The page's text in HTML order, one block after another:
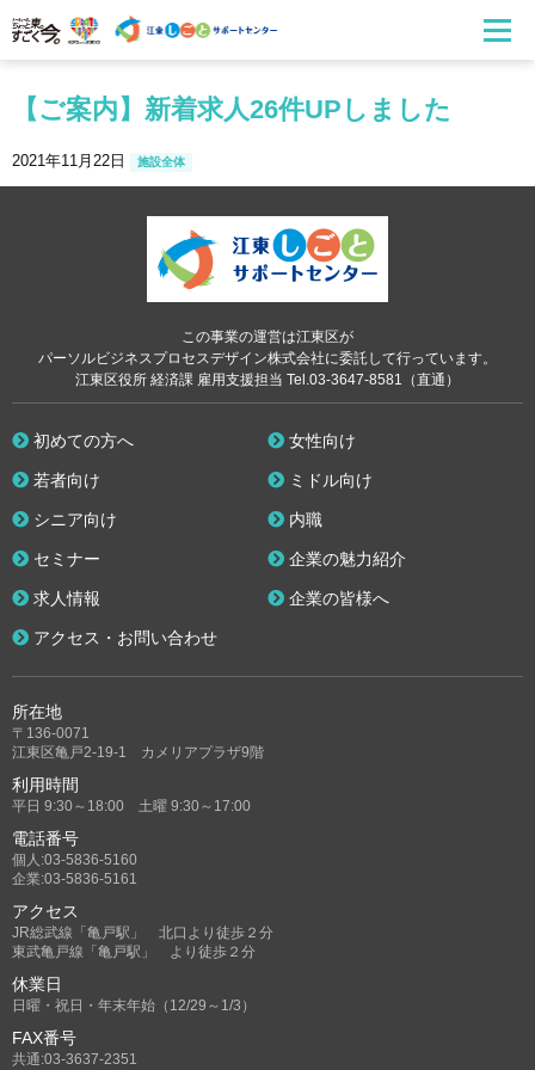
【ご案内】新着求人26件UPしました
2021年11月22日 施設全体
この事業の運営は江東区が
パーソルビジネスプロセスデザイン株式会社に委託して行っています。
江東区役所 経済課 雇用支援担当 Tel.03-3647-8581（直通）
所在地
〒136-0071
江東区亀戸2-19-1 カメリアプラザ9階
利用時間
平日 9:30～18:00 土曜 9:30～17:00
電話番号
個人:03-5836-5160
企業:03-5836-5161
アクセス
JR総武線「亀戸駅」 北口より徒歩２分
東武亀戸線「亀戸駅」 より徒歩２分
休業日
日曜・祝日・年末年始（12/29～1/3）
FAX番号
共通:03-3637-2351
初めての方へ 女性向け
若者向け ミドル向け
シニア向け 内職
セミナー 企業の魅力紹介
求人情報 企業の皆様へ
アクセス・お問い合わせ